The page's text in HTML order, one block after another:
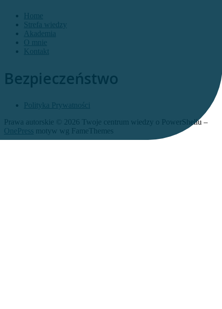
Home
Strefa wiedzy
Akademia
O mnie
Kontakt
Bezpieczeństwo
Polityka Prywatności
Prawa autorskie © 2026 Twoje centrum wiedzy o PowerShellu –
OnePress motyw wg FameThemes